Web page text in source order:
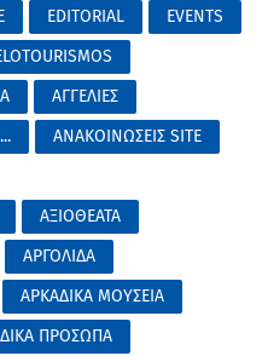
EDITORIAL
EVENTS
ΑΓΓΕΛΙΕΣ
ΑΝΑΚΟΙΝΩΣΕΙΣ SITE
ΑΞΙΟΘΕΑΤΑ
ΑΡΓΟΛΙΔΑ
ΑΡΚΑΔΙΚΑ ΜΟΥΣΕΙΑ
ΠΡΟΣΩΠΑ